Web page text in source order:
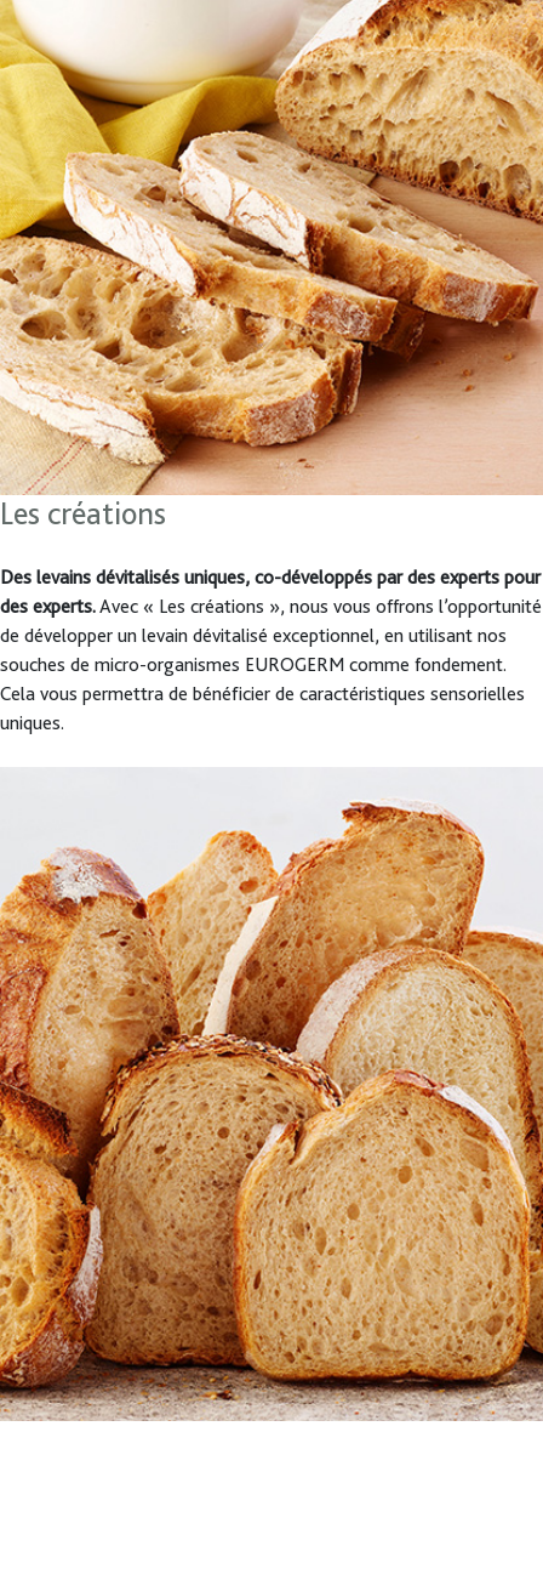
Les créations
Des levains dévitalisés uniques, co-développés par des experts pour
des experts.Avec « Les créations », nous vous offrons l’opportunité
de développer un levain dévitalisé exceptionnel, en utilisant nos
souches de micro-organismes EUROGERM comme fondement.
Cela vous permettra de bénéficier de caractéristiques sensorielles
uniques.